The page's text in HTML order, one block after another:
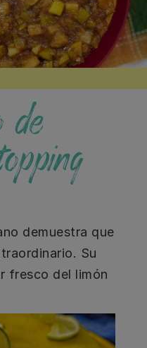
de
demuestra que
Su
fresco del limón